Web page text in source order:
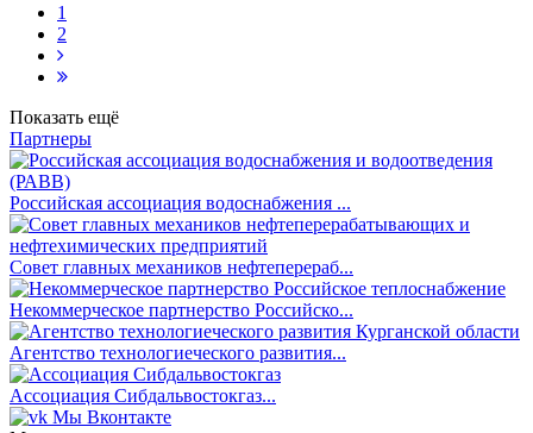
1
2
Показать ещё
Партнеры
Российская ассоциация водоснабжения ...
Совет главных механиков нефтеперераб...
Некоммерческое партнерство Российско...
Агентство технологиеческого развития...
Ассоциация Сибдальвостокгаз...
Мы Вконтакте